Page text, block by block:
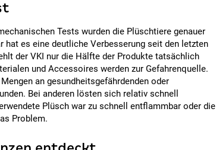
Tests wurden die Plüschtiere genauer
hat es eine deutliche Verbesserung seit den letzten
der VKI nur die Hälfte der Produkte tatsächlich
und Accessoires werden zur Gefahrenquelle.
an gesundheitsgefährdenden oder
Bei anderen lösten sich relativ schnell
Plüsch war zu schnell entflammbar oder die
Problem.